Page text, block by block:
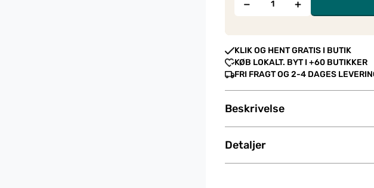
− +
KLIK OG HENT GRATIS I BUTIK
KØB LOKALT. BYT I +60 BUTIKKER
FRI FRAGT OG 2-4 DAGES
Beskrivelse
Detaljer